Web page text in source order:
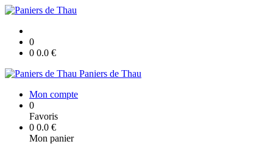
0
0 0.0 €
Paniers de Thau
Mon compte
0
Favoris
0 0.0 €
Mon panier